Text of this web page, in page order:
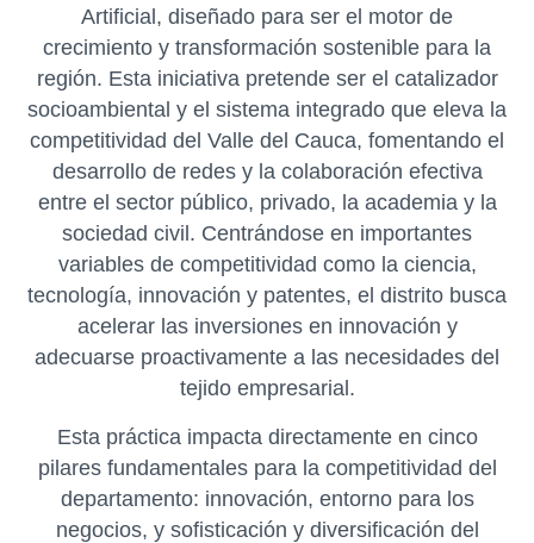
Artificial, diseñado para ser el motor de
crecimiento y transformación sostenible para la
región. Esta iniciativa pretende ser el catalizador
socioambiental y el sistema integrado que eleva la
competitividad del Valle del Cauca, fomentando el
desarrollo de redes y la colaboración efectiva
entre el sector público, privado, la academia y la
sociedad civil. Centrándose en importantes
variables de competitividad como la ciencia,
tecnología, innovación y patentes, el distrito busca
acelerar las inversiones en innovación y
adecuarse proactivamente a las necesidades del
tejido empresarial.
Esta práctica impacta directamente en cinco
pilares fundamentales para la competitividad del
departamento: innovación, entorno para los
negocios, y sofisticación y diversificación del